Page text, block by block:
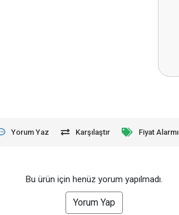
Yorum Yaz Karşılaştır Fiyat Alarmı
Bu ürün için henüz yorum yapılmadı.
Yorum Yap